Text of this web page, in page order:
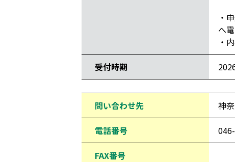
・
へ
・
受付時期
問い合わせ先 神
電話番号
FAX番号